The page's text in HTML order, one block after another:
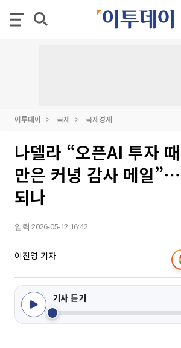
이투데이 국제 국제경제
나델라 “오픈AI 투자
만은 커녕 감사 메일
되나
입력 2026-05-12 16:42
이진영 기자
기사 듣기